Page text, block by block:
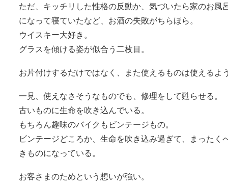
ただ、キッチリした性格の反動か、気づいたら家のお風
になって寝ていたなど、お酒の失敗がちらほら。
ウイスキー大好き。
グラスを傾ける姿が似合う二枚目。
お片付けするだけではなく、また使えるものは使えるよ
一見、使えなさそうなものでも、修理をして甦らせる。
古いものに生命を吹き込んでいる。
もちろん趣味のバイクもビンテージもの。
ビンテージどころか、生命を吹き込み過ぎて、まったく
きものになっている。
お客さまのためという想いが強い。